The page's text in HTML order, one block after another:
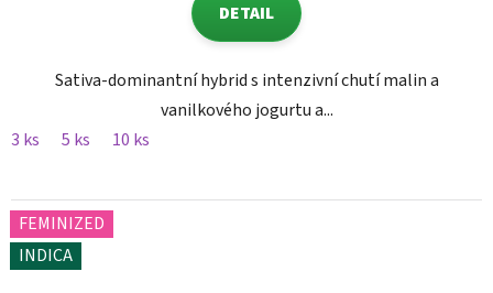
DETAIL
Sativa-dominantní hybrid s intenzivní chutí malin a
vanilkového jogurtu a...
3 ks
5 ks 10 ks
FEMINIZED
INDICA